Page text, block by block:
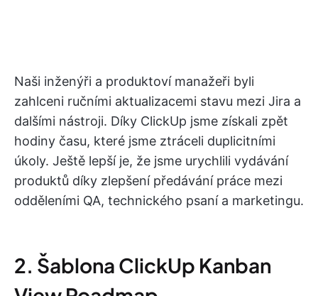
Naši inženýři a produktoví manažeři byli
zahlceni ručními aktualizacemi stavu mezi Jira a
dalšími nástroji. Díky ClickUp jsme získali zpět
hodiny času, které jsme ztráceli duplicitními
úkoly. Ještě lepší je, že jsme urychlili vydávání
produktů díky zlepšení předávání práce mezi
odděleními QA, technického psaní a marketingu.
2. Šablona ClickUp Kanban